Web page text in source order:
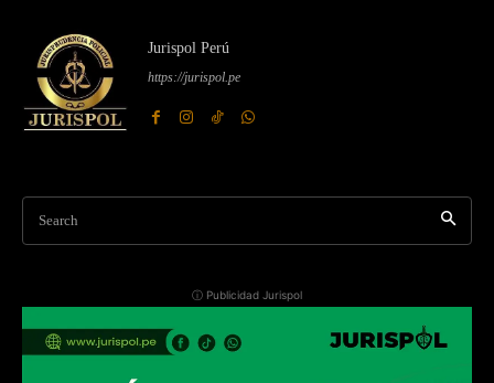
Jurispol Perú
https://jurispol.pe
Search
ⓘ Publicidad Jurispol